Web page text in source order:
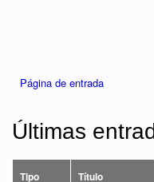
Página de entrada
Últimas
Tipo Título